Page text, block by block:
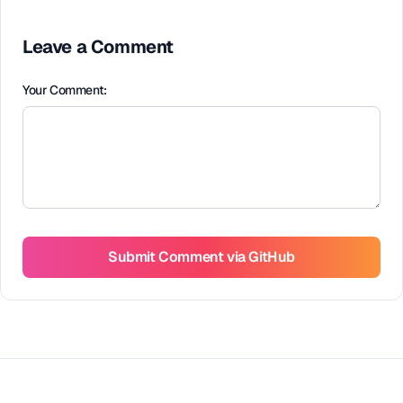
Leave a Comment
Your Comment:
Submit Comment via GitHub